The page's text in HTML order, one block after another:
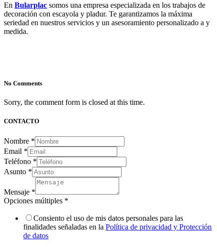
En Bularplac somos una empresa especializada en los trabajos de
decoración con escayola y pladur. Te garantizamos la máxima
seriedad en nuestros servicios y un asesoramiento personalizado a y
medida.
No Comments
Sorry, the comment form is closed at this time.
CONTACTO
Nombre *
Email *
Teléfono *
Asunto *
Mensaje *
Opciones múltiples *
Consiento el uso de mis datos personales para las
finalidades señaladas en la Política de privacidad y Protección
de datos